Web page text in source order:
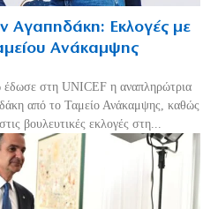
Αγαπηδάκη: Εκλογές με
Ανάκαμψης
στη UNICEF η αναπληρώτρια
από το Ταμείο Ανάκαμψης, καθώς
βουλευτικές εκλογές στη...